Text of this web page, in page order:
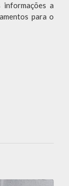
informações a
para o